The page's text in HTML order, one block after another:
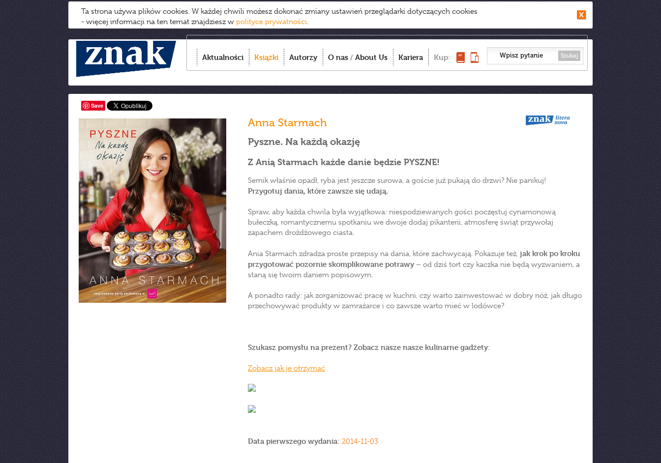
Ta strona używa plików cookies. W każdej chwili możesz dokonać zmiany ustawień przeglądarki dotyczących cookies
- więcej informacji na ten temat znajdziesz w polityce prywatności.
Aktualności Książki Autorzy O nas / About Us Kariera Kup: Szukaj
Save
Anna Starmach
Pyszne. Na każdą okazję
Z Anią Starmach każde danie będzie PYSZNE!
Sernik właśnie opadł, ryba jest jeszcze surowa, a goście już pukają do drzwi? Nie panikuj!
Przygotuj dania, które zawsze się udają.
Spraw, aby każda chwila była wyjątkowa: niespodziewanych gości poczęstuj cynamonową
bułeczką, romantycznemu spotkaniu we dwoje dodaj pikanterii, atmosferę świąt przywołaj
zapachem drożdżowego ciasta.
Ania Starmach zdradza proste przepisy na dania, które zachwycają. Pokazuje też, jak krok po kroku
przygotować pozornie skomplikowane potrawy – od dziś tort czy kaczka nie będą wyzwaniem, a
staną się twoim daniem popisowym.
A ponadto rady: jak zorganizować pracę w kuchni, czy warto zainwestować w dobry nóż, jak długo
przechowywać produkty w zamrażarce i co zawsze warto mieć w lodówce?
Szukasz pomysłu na prezent? Zobacz nasze nasze kulinarne gadżety:
Zobacz jak je otrzymać
Data pierwszego wydania: 2014-11-03